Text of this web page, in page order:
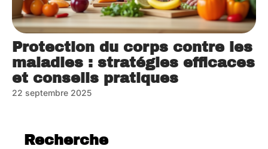
Protection du corps contre les
maladies : stratégies efficaces
et conseils pratiques
22 septembre 2025
Recherche